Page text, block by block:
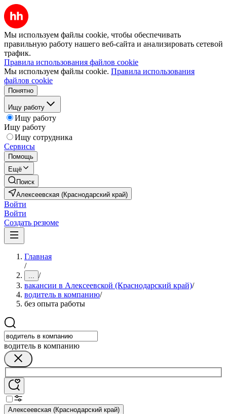
Мы используем файлы cookie, чтобы обеспечивать
правильную работу нашего веб-сайта и анализировать сетевой
трафик.
Правила использования файлов cookie
Мы используем файлы cookie. Правила использования
файлов cookie
Понятно
Ищу работу
Ищу работу
Ищу работу
Ищу сотрудника
Сервисы
Помощь
Ещё
Поиск
Алексеевская (Краснодарский край)
Войти
Войти
Создать резюме
Главная
/
... /
вакансии в Алексеевской (Краснодарский край)/
водитель в компанию/
без опыта работы
водитель в компанию
Алексеевская (Краснодарский край)